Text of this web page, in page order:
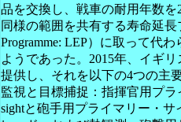
品を交換し、戦車の耐用年数を
同様の範囲を共有する寿命延長
Programme: LEP）に取って代
ようであった。2015年、イギ
提供し、それを以下の4つの主
監視と目標捕捉：指揮官用プラ
sightと砲手用プライマリー・サ